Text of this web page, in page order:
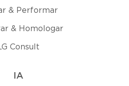
& Performar
& Homologar
Consult
IA